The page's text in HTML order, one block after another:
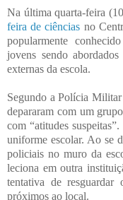
Na última quarta-feira
feira de ciências no
popularmente
jovens sendo
externas da escola.
Segundo a Polícia
depararam com um
com “atitudes
uniforme escolar. Ao se
policiais no muro da
leciona em outra
tentativa de resguardar
próximos ao local.